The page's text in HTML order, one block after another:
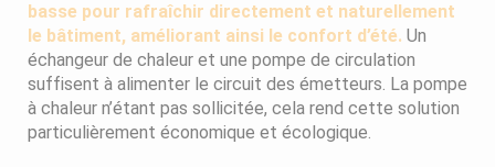
basse pour rafraîchir directement et naturellement
le bâtiment, améliorant ainsi le confort d’été. Un
échangeur de chaleur et une pompe de circulation
suffisent à alimenter le circuit des émetteurs. La pompe
à chaleur n’étant pas sollicitée, cela rend cette solution
particulièrement économique et écologique.